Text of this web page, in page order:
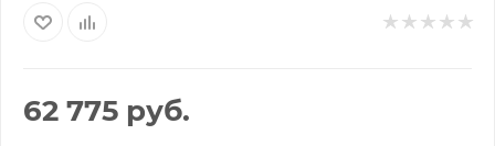
62 775 руб.